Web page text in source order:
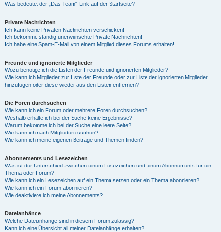
Was bedeutet der „Das Team“-Link auf der Startseite?
Private Nachrichten
Ich kann keine Privaten Nachrichten verschicken!
Ich bekomme ständig unerwünschte Private Nachrichten!
Ich habe eine Spam-E-Mail von einem Mitglied dieses Forums erhalten!
Freunde und ignorierte Mitglieder
Wozu benötige ich die Listen der Freunde und ignorierten Mitglieder?
Wie kann ich Mitglieder zur Liste der Freunde oder zur Liste der ignorierten Mitglieder
hinzufügen oder diese wieder aus den Listen entfernen?
Die Foren durchsuchen
Wie kann ich ein Forum oder mehrere Foren durchsuchen?
Weshalb erhalte ich bei der Suche keine Ergebnisse?
Warum bekomme ich bei der Suche eine leere Seite?
Wie kann ich nach Mitgliedern suchen?
Wie kann ich meine eigenen Beiträge und Themen finden?
Abonnements und Lesezeichen
Was ist der Unterschied zwischen einem Lesezeichen und einem Abonnements für ein
Thema oder Forum?
Wie kann ich ein Lesezeichen auf ein Thema setzen oder ein Thema abonnieren?
Wie kann ich ein Forum abonnieren?
Wie deaktiviere ich meine Abonnements?
Dateianhänge
Welche Dateianhänge sind in diesem Forum zulässig?
Kann ich eine Übersicht all meiner Dateianhänge erhalten?